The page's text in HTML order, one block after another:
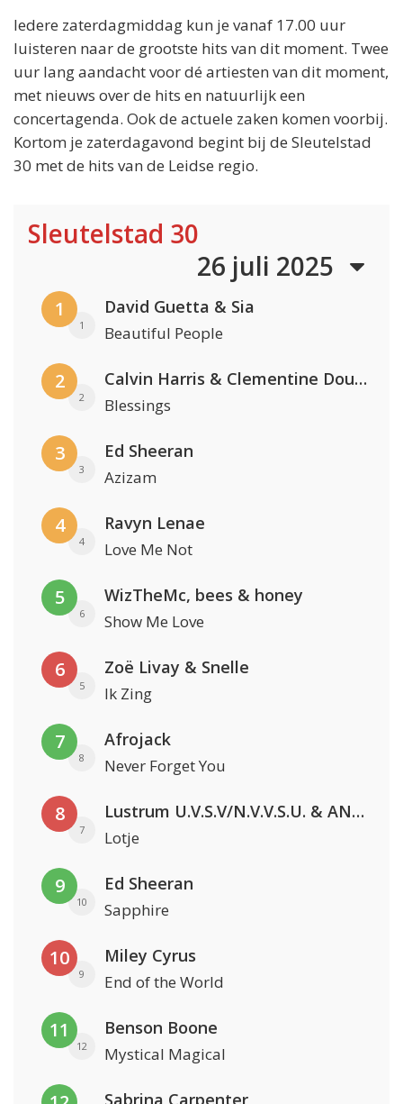
Iedere zaterdagmiddag kun je vanaf 17.00 uur
luisteren naar de grootste hits van dit moment. Twee
uur lang aandacht voor dé artiesten van dit moment,
met nieuws over de hits en natuurlijk een
concertagenda. Ook de actuele zaken komen voorbij.
Kortom je zaterdagavond begint bij de Sleutelstad
30 met de hits van de Leidse regio.
Sleutelstad 30
26 juli 2025
1
1
David Guetta & Sia
Beautiful People
2
2
Calvin Harris & Clementine Douglas
Blessings
3
3
Ed Sheeran
Azizam
4
4
Ravyn Lenae
Love Me Not
5
6
WizTheMc, bees & honey
Show Me Love
6
5
Zoë Livay & Snelle
Ik Zing
7
8
Afrojack
Never Forget You
8
7
Lustrum U.V.S.V/N.V.V.S.U. & ANNO ONS & Jopke van Dobbenburgh & Roeland Beelen
Lotje
9
10
Ed Sheeran
Sapphire
10
9
Miley Cyrus
End of the World
11
12
Benson Boone
Mystical Magical